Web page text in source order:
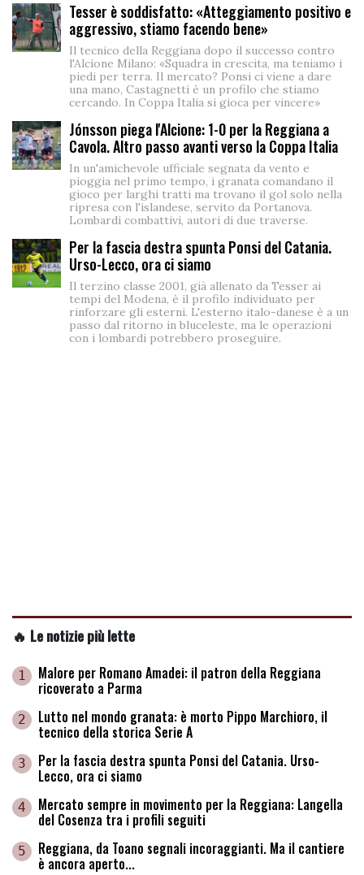
Tesser è soddisfatto: «Atteggiamento positivo e
aggressivo, stiamo facendo bene»
Il tecnico della Reggiana dopo il successo contro
l'Alcione Milano: «Squadra in crescita, ma teniamo i
piedi per terra. Il mercato? Ponsi ci viene a dare
una mano, Castagnetti è un profilo che stiamo
cercando. In Coppa Italia si gioca per vincere»
Jónsson piega l'Alcione: 1-0 per la Reggiana a
Cavola. Altro passo avanti verso la Coppa Italia
In un'amichevole ufficiale segnata da vento e
pioggia nel primo tempo, i granata comandano il
gioco per larghi tratti ma trovano il gol solo nella
ripresa con l'islandese, servito da Portanova.
Lombardi combattivi, autori di due traverse.
Per la fascia destra spunta Ponsi del Catania.
Urso-Lecco, ora ci siamo
Il terzino classe 2001, già allenato da Tesser ai
tempi del Modena, è il profilo individuato per
rinforzare gli esterni. L'esterno italo-danese è a un
passo dal ritorno in bluceleste, ma le operazioni
con i lombardi potrebbero proseguire.
🔥 Le notizie più lette
1 Malore per Romano Amadei: il patron della Reggiana
ricoverato a Parma
2 Lutto nel mondo granata: è morto Pippo Marchioro, il
tecnico della storica Serie A
3 Per la fascia destra spunta Ponsi del Catania. Urso-
Lecco, ora ci siamo
4 Mercato sempre in movimento per la Reggiana: Langella
del Cosenza tra i profili seguiti
5 Reggiana, da Toano segnali incoraggianti. Ma il cantiere
è ancora aperto...